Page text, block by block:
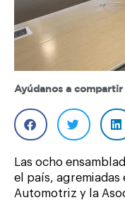
Ayúdanos a
Las ocho
el país, agremiadas
Automotriz y la